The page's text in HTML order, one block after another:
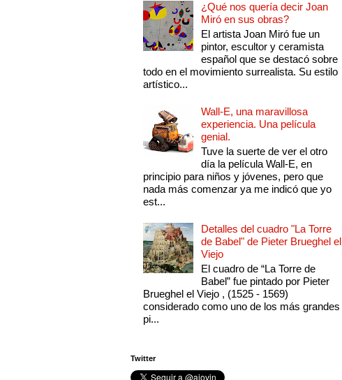
¿Qué nos quería decir Joan
Miró en sus obras?
El artista Joan Miró fue un
pintor, escultor y ceramista
español que se destacó sobre
todo en el movimiento surrealista. Su estilo
artístico...
Wall-E, una maravillosa
experiencia. Una película
genial.
Tuve la suerte de ver el otro
día la película Wall-E, en
principio para niños y jóvenes, pero que
nada más comenzar ya me indicó que yo
est...
Detalles del cuadro "La Torre
de Babel" de Pieter Brueghel el
Viejo
El cuadro de “La Torre de
Babel” fue pintado por Pieter
Brueghel el Viejo , (1525 - 1569)
considerado como uno de los más grandes
pi...
Twitter